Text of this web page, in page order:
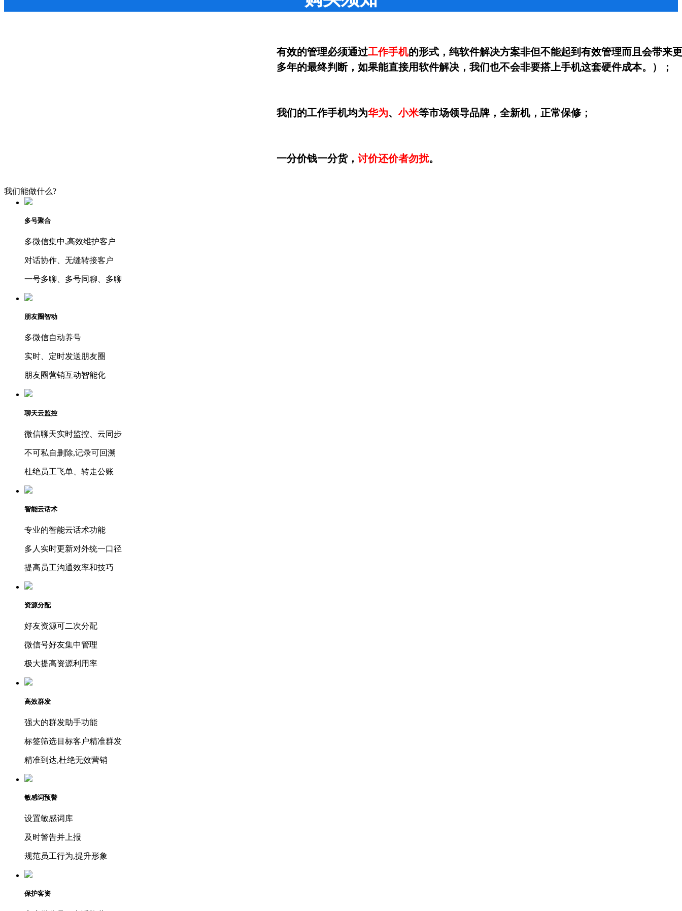
有效的管理必须通过工作手机的形式，纯软件解决方案非但不能起到有效管理而且会带来
多年的最终判断，如果能直接用软件解决，我们也不会非要搭上手机这套硬件成本。）；
我们的工作手机均为华为、 小米等市场领导品牌，全新机，正常保修；
一分价钱一分货， 讨价还价者勿扰。
我们能做什么?
多号聚合
多微信集中,高效维护客户
对话协作、无缝转接客户
一号多聊、多号同聊、多聊
朋友圈智动
多微信自动养号
实时、定时发送朋友圈
朋友圈营销互动智能化
聊天云监控
微信聊天实时监控、云同步
不可私自删除,记录可回溯
杜绝员工飞单、转走公账
智能云话术
专业的智能云话术功能
多人实时更新对外统一口径
提高员工沟通效率和技巧
资源分配
好友资源可二次分配
微信号好友集中管理
极大提高资源利用率
高效群发
强大的群发助手功能
标签筛选目标客户精准群发
精准到达,杜绝无效营销
敏感词预警
设置敏感词库
及时警告并上报
规范员工行为,提升形象
保护客资